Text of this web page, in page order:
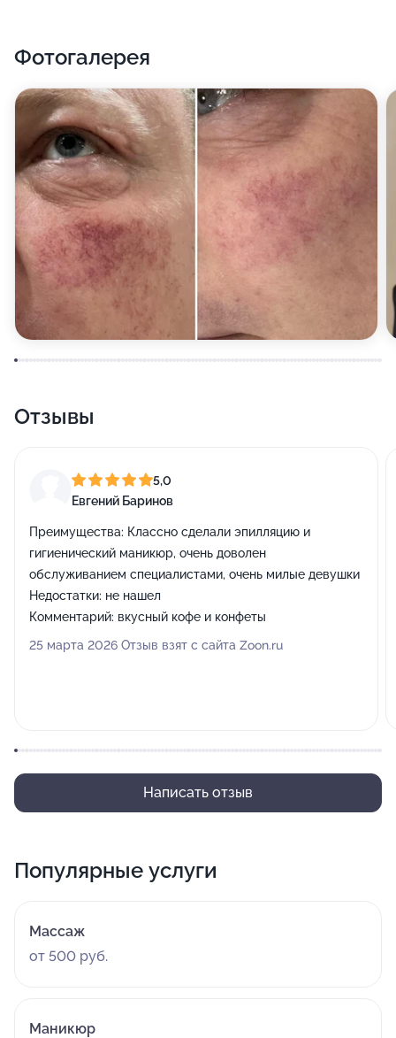
Фотогалерея
Отзывы
5,0
Евгений Баринов
Преимущества: Классно сделали эпилляцию и
гигиенический маникюр, очень доволен
обслуживанием специалистами, очень милые девушки
Недостатки: не нашел
Комментарий: вкусный кофе и конфеты
25 марта 2026 Отзыв взят с сайта Zoon.ru
Написать отзыв
Популярные услуги
Массаж
от 500 руб.
Маникюр